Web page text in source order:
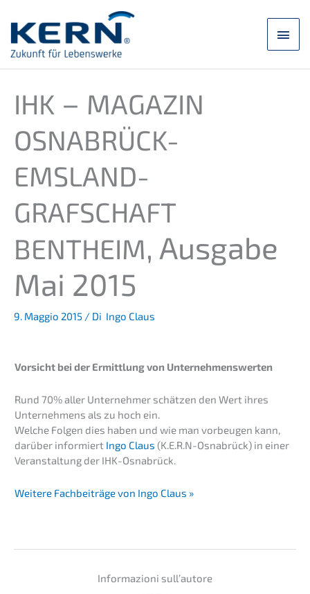
Inhalt
springen
IHK – MAGAZIN
OSNABRÜCK-
EMSLAND-
GRAFSCHAFT
BENTHEIM, Ausga­be
Mai 2015
9. Maggio 2015 / Di Ingo Claus
Vorsicht bei der Ermitt­lung von Unternehmenswerten
Rund 70% aller Unter­neh­mer schät­zen den Wert ihres
Unter­neh­mens als zu hoch ein.
Welche Folgen dies haben und wie man vorbeu­gen kann,
darüber infor­miert Ingo Claus (K.E.R.N-Osnabrück) in einer
Veran­stal­tung der IHK-Osnabrück.
Weite­re Fachbei­trä­ge von Ingo Claus »
Infor­ma­zio­ni sull’autore